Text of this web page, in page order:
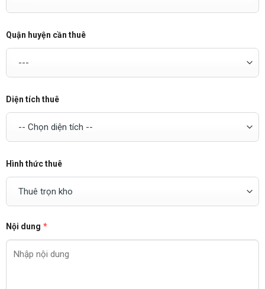
Quận huyện cần thuê
Diện tích thuê
Hình thức thuê
Nội dung *